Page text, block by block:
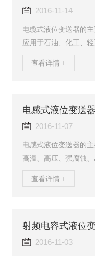
8、操作软件为中文操
2016-11-14
电缆式液位变送器的
应用于石油、化工、
统、循环水及污水处
大的糊3、状都可以进
特性的影响宽范围的
查看详情 +
电感式液位变送
2016-11-07
电感式液位变送器的
高温、高压、强腐蚀
种工业过程中的检测
此呆靠性*，维护量极
特点，无需任何工具
查看详情 +
射频电容式液位
2016-11-03